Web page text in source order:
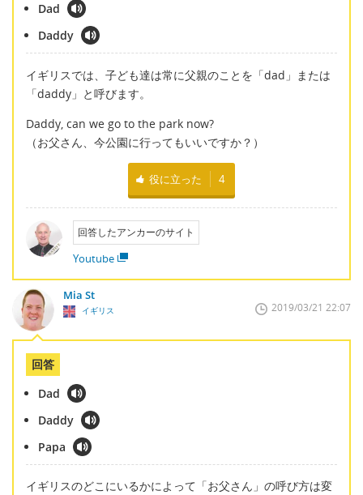
Dad
Daddy
イギリスでは、子ども達は常に父親のことを「dad」または
「daddy」と呼びます。
Daddy, can we go to the park now?
（お父さん、今公園に行ってもいいですか？）
役に立った 4
回答したアンカーのサイト
Youtube
Mia St
イギリス 2019/03/21 22:07
回答
Dad
Daddy
Papa
イギリスのどこにいるかによって「お父さん」の呼び方は変